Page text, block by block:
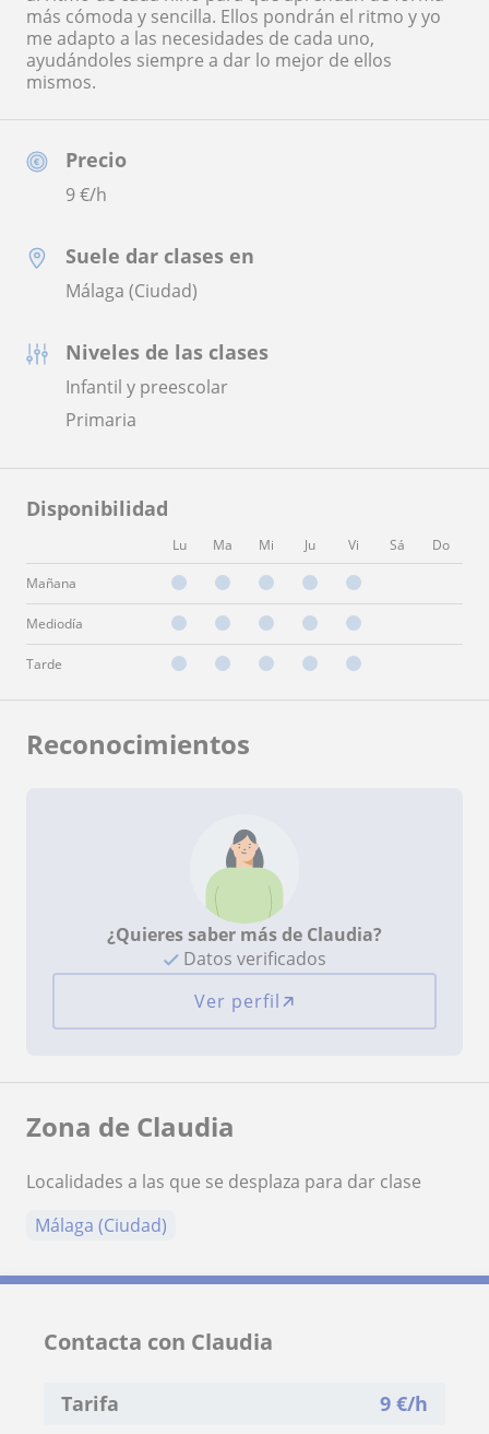
Precio
9€/h
Suele dar clases en
Málaga (Ciudad)
Niveles de las clases
Infantil y preescolar
Primaria
Disponibilidad
Lu Ma Mi Ju Vi Sá Do
Mañana
Mediodía
Tarde
más cómoda y sencilla. Ellos pondrán el ritmo y yo
me adapto a las necesidades de cada uno,
ayudándoles siempre a dar lo mejor de ellos
mismos.
Reconocimientos
¿Quieres saber más de Claudia?
Datos verificados
Ver perfil
Zona de Claudia
Localidades a las que se desplaza para dar clase
Málaga (Ciudad)
Contacta con Claudia
Tarifa 9 €/h